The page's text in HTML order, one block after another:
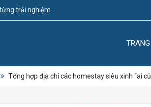
trải nghiệm
Tổng hợp địa chỉ các homestay siêu xinh “ai